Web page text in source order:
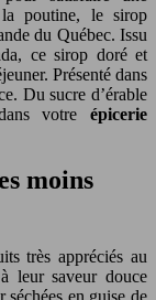
la poutine, le sirop
du Québec. Issu
ce sirop doré et
Présenté dans
Du sucre d’érable
votre épicerie
moins
très appréciés au
leur saveur douce